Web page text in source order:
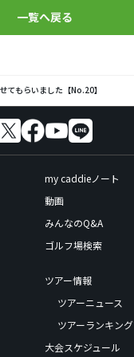
一覧へ戻る
てもらいました【No.20】
my caddieノート
動画
みんなのQ&A
ゴルフ場検索
ツアー情報
ツアーニュース
ツアーランキング
大会スケジュール